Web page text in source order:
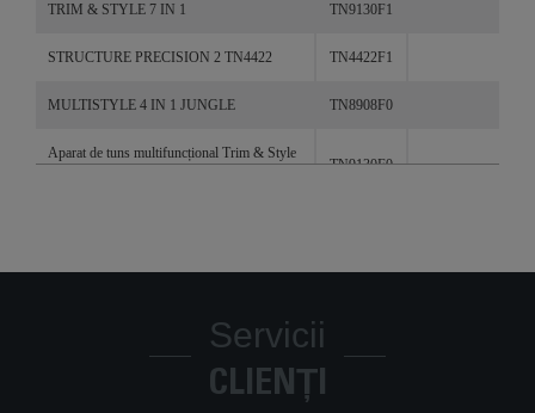
TRIM & STYLE 7 IN 1 TN9130F1
STRUCTURE PRECISION 2 TN4422 TN4422F1
MULTISTYLE 4 IN 1 JUNGLE TN8908F0
Aparat de tuns multifuncțional Trim & Style
TN9130F0
Servicii
CLIENȚI